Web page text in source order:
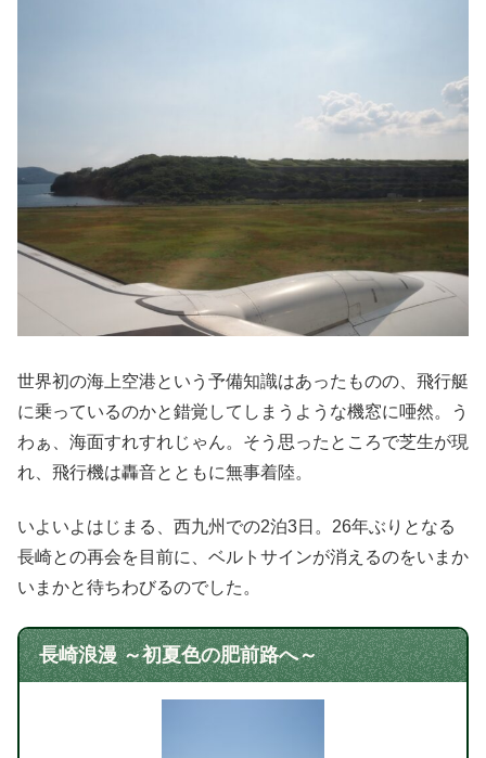
世界初の海上空港という予備知識はあったものの、飛行艇
に乗っているのかと錯覚してしまうような機窓に唖然。う
わぁ、海面すれすれじゃん。そう思ったところで芝生が現
れ、飛行機は轟音とともに無事着陸。
いよいよはじまる、西九州での2泊3日。26年ぶりとなる
長崎との再会を目前に、ベルトサインが消えるのをいまか
いまかと待ちわびるのでした。
長崎浪漫 ～初夏色の肥前路へ～